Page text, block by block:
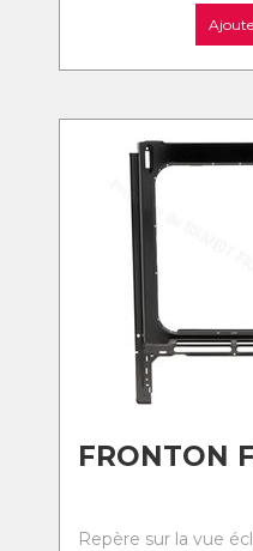
FRONTON
Repère sur la vue